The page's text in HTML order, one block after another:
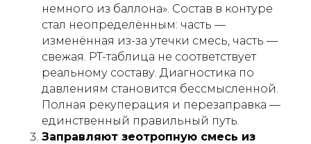
немного из баллона». Состав в контуре
стал неопределённым: часть —
изменённая из-за утечки смесь, часть —
свежая. PT-таблица не соответствует
реальному составу. Диагностика по
давлениям становится бессмысленной.
Полная рекуперация и перезаправка —
единственный правильный путь.
Заправляют зеотропную смесь из